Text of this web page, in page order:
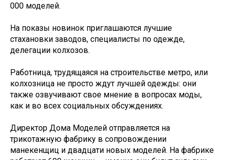
000 моделей.
На показы новинок приглашаются лучшие
стахановки заводов, специалисты по одежде,
делегации колхозов.
Работница, трудящаяся на строительстве метро, или
колхозница не просто ждут лучшей одежды: они
также озвучивают свое мнение в вопросах моды,
как и во всех социальных обсуждениях.
Директор Дома Моделей отправляется на
трикотажную фабрику в сопровождении
манекенщиц и двадцати новых моделей. На фабрике